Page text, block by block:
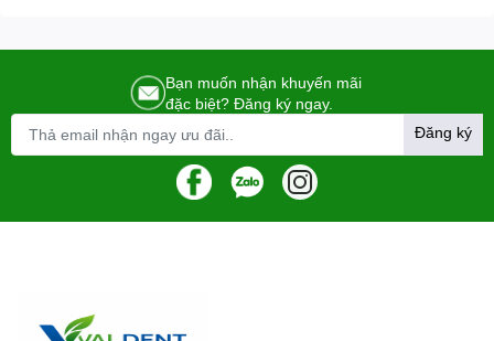
Bạn muốn nhận khuyến mãi
đặc biệt? Đăng ký ngay.
Đăng ký